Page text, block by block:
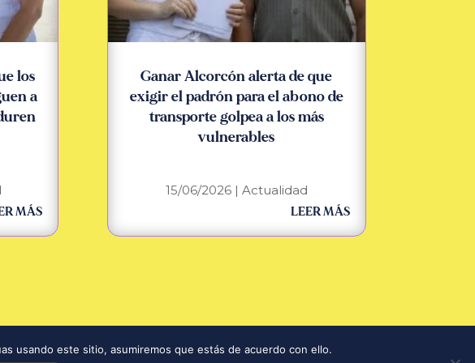
los
a
MÁS
Ganar Alcorcón alerta de que
exigir el padrón para el abono de
transporte golpea a los más
vulnerables
15/06/2026| Actualidad
LEER MÁS
usando este sitio, asumiremos que estás de acuerdo con ello.